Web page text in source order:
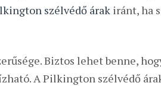
szélvédő árakiránt, ha
Biztos lehet benne,
A Pilkington szélvédő